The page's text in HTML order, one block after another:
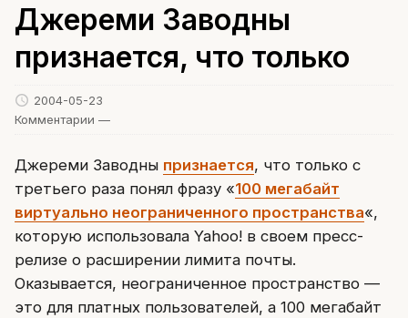
Джереми Заводны
признается, что только
2004-05-23
Комментарии —
Джереми Заводны признается, что только с
третьего раза понял фразу «100 мегабайт
виртуально неограниченного пространства«,
которую использовала Yahoo! в своем пресс-
релизе о расширении лимита почты.
Оказывается, неограниченное пространство —
это для платных пользователей, а 100 мегабайт